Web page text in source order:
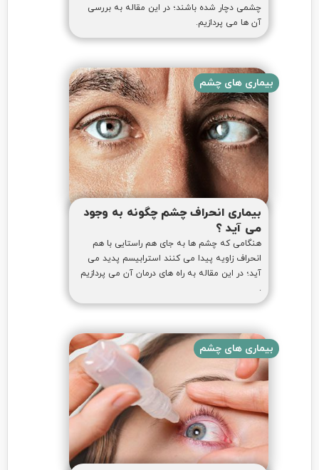
چشمی دچار شده باشند؛ در این مقاله به بررسی
آن ها می پردازیم.
بیماری های چشم
بیماری انحراف چشم‌‌ چگونه به وجود
می آید ؟
هنگامی که چشم ها به جای هم راستایی با هم
انحراف زاویه پیدا می کنند استرابیسم پدید می
آید؛ در این مقاله به راه های درمان آن می پردازیم
.
بیماری های چشم